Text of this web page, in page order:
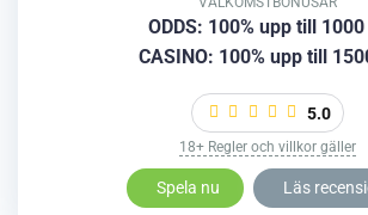
ODDS: 100% upp till
CASINO: 100% upp till
5.0
18+ Regler och villkor gäller
Spela nu Läs